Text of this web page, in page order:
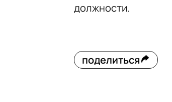
должности.
поделиться